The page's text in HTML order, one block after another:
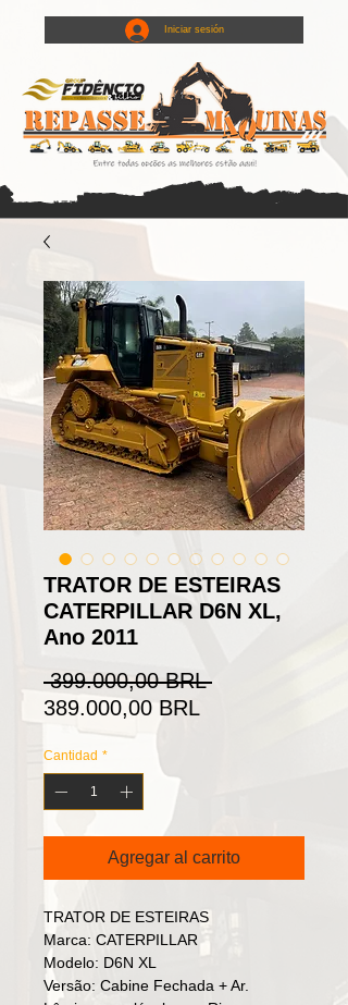
Iniciar sesión
TRATOR DE ESTEIRAS
CATERPILLAR D6N XL,
Ano 2011
399.000,00 BRL Precio
389.000,00 BRL
Cantidad *
Agregar al carrito
TRATOR DE ESTEIRAS
Marca: CATERPILLAR
Modelo: D6N XL
Versão: Cabine Fechada + Ar.